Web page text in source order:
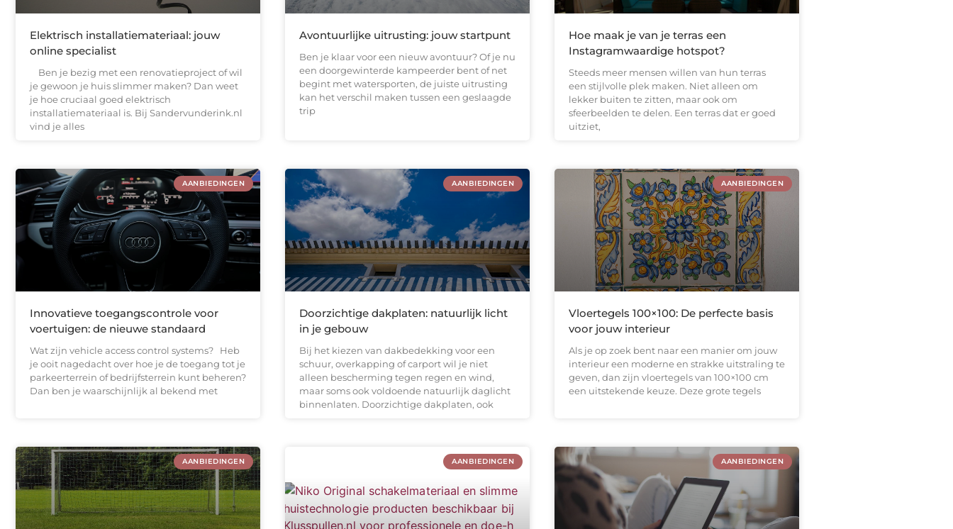
Elektrisch installatiemateriaal: jouw
online specialist
Ben je bezig met een renovatieproject of wil
je gewoon je huis slimmer maken? Dan weet
je hoe cruciaal goed elektrisch
installatiemateriaal is. Bij Sandervunderink.nl
vind je alles
Avontuurlijke uitrusting: jouw startpunt
Ben je klaar voor een nieuw avontuur? Of je nu
een doorgewinterde kampeerder bent of net
begint met watersporten, de juiste uitrusting
kan het verschil maken tussen een geslaagde
trip
Hoe maak je van je terras een
Instagramwaardige hotspot?
Steeds meer mensen willen van hun terras
een stijlvolle plek maken. Niet alleen om
lekker buiten te zitten, maar ook om
sfeerbeelden te delen. Een terras dat er goed
uitziet,
AANBIEDINGEN
Innovatieve toegangscontrole voor
voertuigen: de nieuwe standaard
Wat zijn vehicle access control systems? Heb
je ooit nagedacht over hoe je de toegang tot je
parkeerterrein of bedrijfsterrein kunt beheren?
Dan ben je waarschijnlijk al bekend met
AANBIEDINGEN
Doorzichtige dakplaten: natuurlijk licht
in je gebouw
Bij het kiezen van dakbedekking voor een
schuur, overkapping of carport wil je niet
alleen bescherming tegen regen en wind,
maar soms ook voldoende natuurlijk daglicht
binnenlaten. Doorzichtige dakplaten, ook
AANBIEDINGEN
Vloertegels 100×100: De perfecte basis
voor jouw interieur
Als je op zoek bent naar een manier om jouw
interieur een moderne en strakke uitstraling te
geven, dan zijn vloertegels van 100×100 cm
een uitstekende keuze. Deze grote tegels
AANBIEDINGEN AANBIEDINGEN AANBIEDINGEN